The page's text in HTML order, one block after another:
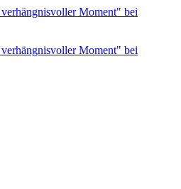
Moment" bei
Moment" bei